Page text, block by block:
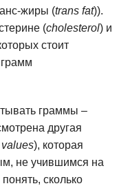
жиры (trans fat)).
(cholesterol) и
стоит
граммы –
другая
), которая
не учившимся на
понять, сколько